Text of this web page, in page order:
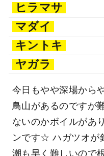
ヒラマサ
マダイ
キントキ
ヤガラ
今日もやや深場から
鳥山があるのですが
ないのかボイルがあ
ンです☆ ハガツオが
潮も早く難しいので